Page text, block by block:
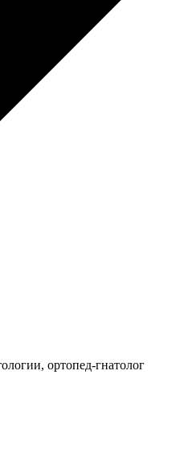
ортопед-гнатолог